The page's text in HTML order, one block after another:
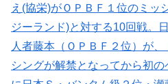
え(協栄)がＯＰＢＦ１位のミッ
ジーランド)と対する10回戦。
人者藤本（ＯＰＢＦ２位）が
シングが解禁となってから初